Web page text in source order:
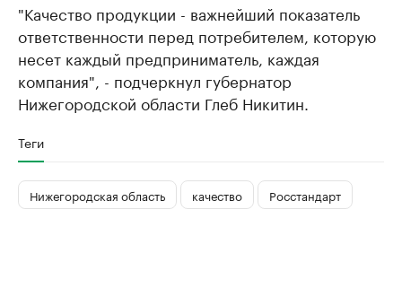
"Качество продукции - важнейший показатель
ответственности перед потребителем, которую
несет каждый предприниматель, каждая
компания", - подчеркнул губернатор
Нижегородской области Глеб Никитин.
Теги
Нижегородская область качество Росстандарт